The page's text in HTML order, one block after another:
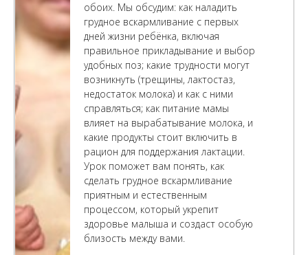
обоих. Мы обсудим: как наладить
грудное вскармливание с первых
дней жизни ребёнка, включая
правильное прикладывание и выбор
удобных поз; какие трудности могут
возникнуть (трещины, лактостаз,
недостаток молока) и как с ними
справляться; как питание мамы
влияет на вырабатывание молока, и
какие продукты стоит включить в
рацион для поддержания лактации.
Урок поможет вам понять, как
сделать грудное вскармливание
приятным и естественным
процессом, который укрепит
здоровье малыша и создаст особую
близость между вами.